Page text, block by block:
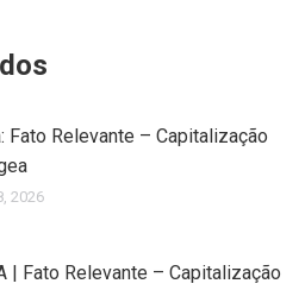
Fato Relevante – Capitalização
2026
| Fato Relevante – Capitalização